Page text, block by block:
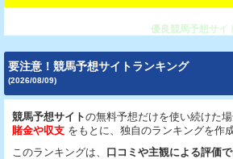
優良競馬予想サイ
要注意！競馬予想サイトランキング
(2026/08/09)
競馬予想サイトの無料予想だけを使い続けた場
賭金や収支 をもとに、独自のランキングを作
このランキングは、 口コミや主観による評価